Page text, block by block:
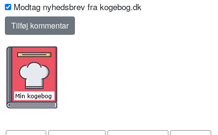
Modtag nyhedsbrev fra kogebog.dk